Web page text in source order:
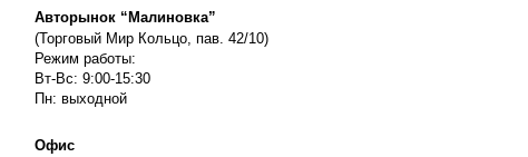
Авторынок “Малиновка”
(Торговый Мир Кольцо, пав. 42/10)
Режим работы:
Вт-Вс: 9:00-15:30
Пн: выходной
Офис